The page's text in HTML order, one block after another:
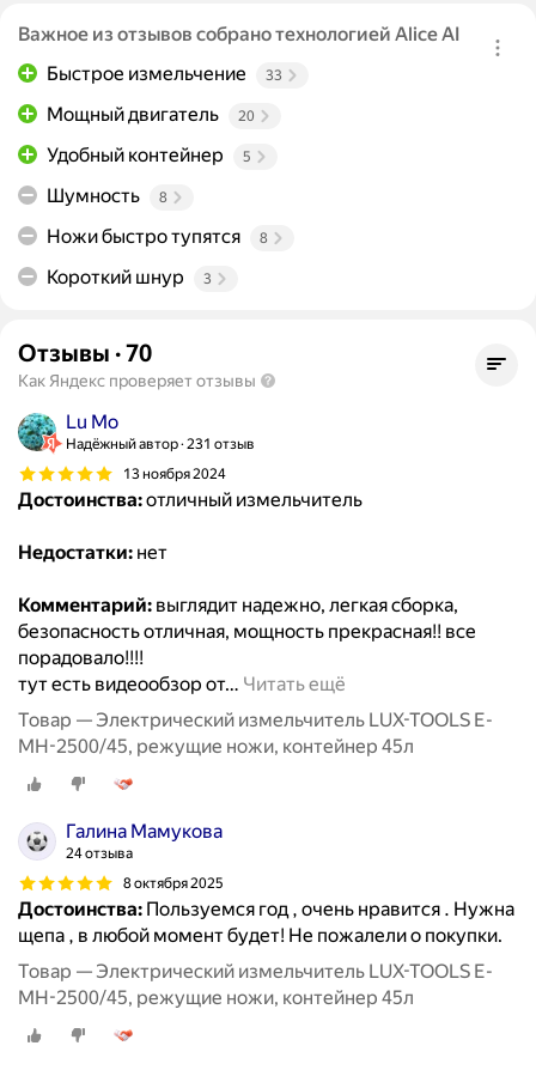
Важное из отзывов собрано технологией Alice AI
Быстрое измельчение
33
Мощный двигатель 20
Удобный контейнер 5
Шумность 8
Ножи быстро тупятся 8
Короткий шнур 3
Отзывы ·70
Как Яндекс проверяет отзывы
Lu Mo
Надёжный автор 231 отзыв
13 ноября 2024
Достоинства:отличный измельчитель
Недостатки: нет
Комментарий: выглядит надежно, легкая сборка,
безопасность отличная, мощность прекрасная!! все
порадовало!!!!
тут есть видеообзор от… Читать ещё
Товар — Электрический измельчитель LUX-TOOLS E-
MH-2500/45, режущие ножи, контейнер 45л
Галина Мамукова
24 отзыва
8 октября 2025
Достоинства: Пользуемся год , очень нравится . Нужна
щепа , в любой момент будет! Не пожалели о покупки.
Товар — Электрический измельчитель LUX-TOOLS E-
MH-2500/45, режущие ножи, контейнер 45л